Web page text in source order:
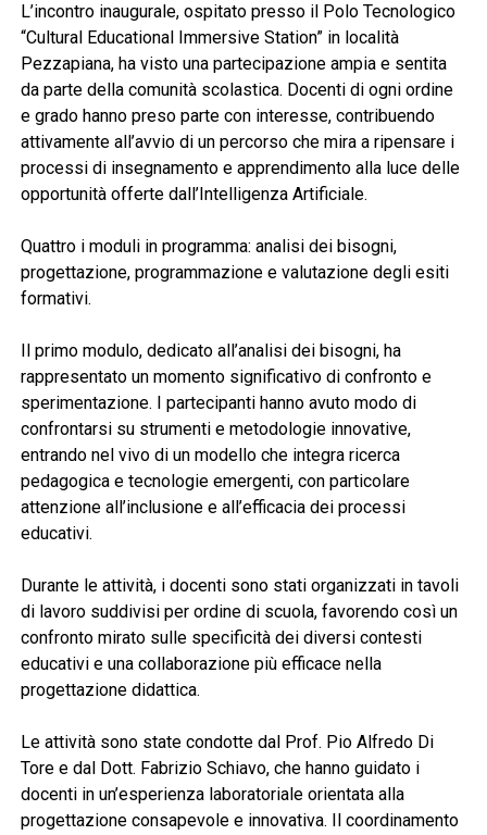
L’incontro inaugurale, ospitato presso il Polo Tecnologico
“Cultural Educational Immersive Station” in località
Pezzapiana, ha visto una partecipazione ampia e sentita
da parte della comunità scolastica. Docenti di ogni ordine
e grado hanno preso parte con interesse, contribuendo
attivamente all’avvio di un percorso che mira a ripensare i
processi di insegnamento e apprendimento alla luce delle
opportunità offerte dall’Intelligenza Artificiale.
Quattro i moduli in programma: analisi dei bisogni,
progettazione, programmazione e valutazione degli esiti
formativi.
Il primo modulo, dedicato all’analisi dei bisogni, ha
rappresentato un momento significativo di confronto e
sperimentazione. I partecipanti hanno avuto modo di
confrontarsi su strumenti e metodologie innovative,
entrando nel vivo di un modello che integra ricerca
pedagogica e tecnologie emergenti, con particolare
attenzione all’inclusione e all’efficacia dei processi
educativi.
Durante le attività, i docenti sono stati organizzati in tavoli
di lavoro suddivisi per ordine di scuola, favorendo così un
confronto mirato sulle specificità dei diversi contesti
educativi e una collaborazione più efficace nella
progettazione didattica.
Le attività sono state condotte dal Prof. Pio Alfredo Di
Tore e dal Dott. Fabrizio Schiavo, che hanno guidato i
docenti in un’esperienza laboratoriale orientata alla
progettazione consapevole e innovativa. Il coordinamento